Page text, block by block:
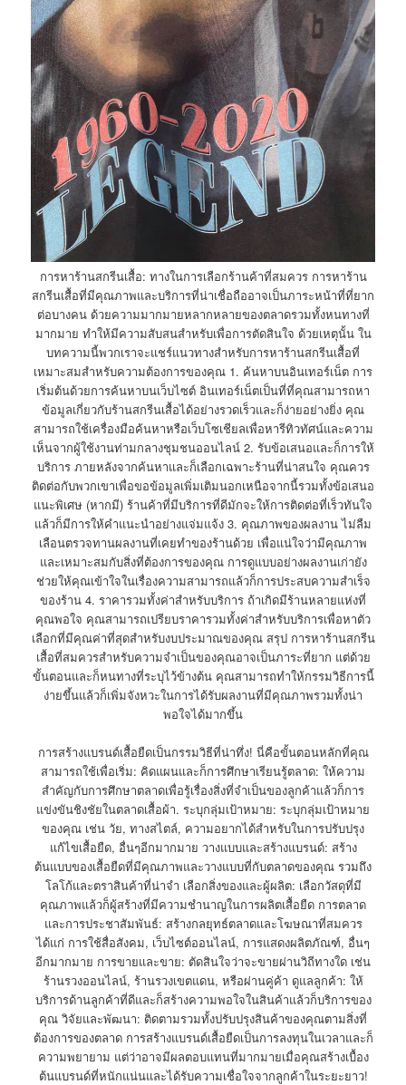
การหาร้านสกรีนเสื้อ: ทางในการเลือกร้านค้าที่สมควร การหาร้าน
สกรีนเสื้อที่มีคุณภาพและบริการที่น่าเชื่อถืออาจเป็นภาระหน้าที่ที่ยาก
ต่อบางคน ด้วยความมากมายหลากหลายของตลาดรวมทั้งหนทางที่
มากมาย ทำให้มีความสับสนสำหรับเพื่อการตัดสินใจ ด้วยเหตุนั้น ใน
บทความนี้พวกเราจะแชร์แนวทางสำหรับการหาร้านสกรีนเสื้อที่
เหมาะสมสำหรับความต้องการของคุณ 1. ค้นหาบนอินเทอร์เน็ต การ
เริ่มต้นด้วยการค้นหาบนเว็บไซต์ อินเทอร์เน็ตเป็นที่ที่คุณสามารถหา
ข้อมูลเกี่ยวกับร้านสกรีนเสื้อได้อย่างรวดเร็วและก็ง่ายอย่างยิ่ง คุณ
สามารถใช้เครื่องมือค้นหาหรือเว็บโซเชียลเพื่อหารีทิวทัศน์และความ
เห็นจากผู้ใช้งานท่ามกลางชุมชนออนไลน์ 2. รับข้อเสนอและก็การให้
บริการ ภายหลังจากค้นหาและก็เลือกเฉพาะร้านที่น่าสนใจ คุณควร
ติดต่อกับพวกเขาเพื่อขอข้อมูลเพิ่มเติมนอกเหนือจากนี้รวมทั้งข้อเสนอ
แนะพิเศษ (หากมี) ร้านค้าที่มีบริการที่ดีมักจะให้การติดต่อที่เร็วทันใจ
แล้วก็มีการให้คำแนะนำอย่างแจ่มแจ้ง 3. คุณภาพของผลงาน ไม่ลืม
เลือนตรวจทานผลงานที่เคยทำของร้านด้วย เพื่อแน่ใจว่ามีคุณภาพ
และเหมาะสมกับสิ่งที่ต้องการของคุณ การดูแบบอย่างผลงานเก่ายัง
ช่วยให้คุณเข้าใจในเรื่องความสามารถแล้วก็การประสบความสำเร็จ
ของร้าน 4. ราคารวมทั้งค่าสำหรับบริการ ถ้าเกิดมีร้านหลายแห่งที่
คุณพอใจ คุณสามารถเปรียบราคารวมทั้งค่าสำหรับบริการเพื่อหาตัว
เลือกที่มีคุณค่าที่สุดสำหรับงบประมาณของคุณ สรุป การหาร้านสกรีน
เสื้อที่สมควรสำหรับความจำเป็นของคุณอาจเป็นภาระที่ยาก แต่ด้วย
ขั้นตอนและก็หนทางที่ระบุไว้ข้างต้น คุณสามารถทำให้กรรมวิธีการนี้
ง่ายขึ้นแล้วก็เพิ่มจังหวะในการได้รับผลงานที่มีคุณภาพรวมทั้งน่า
พอใจได้มากขึ้น
การสร้างแบรนด์เสื้อยืดเป็นกรรมวิธีที่น่าทึ่ง! นี่คือขั้นตอนหลักที่คุณ
สามารถใช้เพื่อเริ่ม: คิดแผนและก็การศึกษาเรียนรู้ตลาด: ให้ความ
สำคัญกับการศึกษาตลาดเพื่อรู้เรื่องสิ่งที่จำเป็นของลูกค้าแล้วก็การ
แข่งขันชิงชัยในตลาดเสื้อผ้า. ระบุกลุ่มเป้าหมาย: ระบุกลุ่มเป้าหมาย
ของคุณ เช่น วัย, ทางสไตล์, ความอยากได้สำหรับในการปรับปรุง
แก้ไขเสื้อยืด, อื่นๆอีกมากมาย วางแบบและสร้างแบรนด์: สร้าง
ต้นแบบของเสื้อยืดที่มีคุณภาพและวางแบบที่กับตลาดของคุณ รวมถึง
โลโก้และตราสินค้าที่น่าจำ เลือกสิ่งของและผู้ผลิต: เลือกวัสดุที่มี
คุณภาพแล้วก็ผู้สร้างที่มีความชำนาญในการผลิตเสื้อยืด การตลาด
และการประชาสัมพันธ์: สร้างกลยุทธ์ตลาดและโฆษณาที่สมควร
ได้แก่ การใช้สื่อสังคม, เว็บไซต์ออนไลน์, การแสดงผลิตภัณฑ์, อื่นๆ
อีกมากมาย การขายและขาย: ตัดสินใจว่าจะขายผ่านวิถีทางใด เช่น
ร้านรวงออนไลน์, ร้านรวงเขตแดน, หรือผ่านคู่ค้า ดูแลลูกค้า: ให้
บริการด้านลูกค้าที่ดีและก็สร้างความพอใจในสินค้าแล้วก็บริการของ
คุณ วิจัยและพัฒนา: ติดตามรวมทั้งปรับปรุงสินค้าของคุณตามสิ่งที่
ต้องการของตลาด การสร้างแบรนด์เสื้อยืดเป็นการลงทุนในเวลาและก็
ความพยายาม แต่ว่าอาจมีผลตอบแทนที่มากมายเมื่อคุณสร้างเบื้อง
ต้นแบรนด์ที่หนักแน่นและได้รับความเชื่อใจจากลูกค้าในระยะยาว!